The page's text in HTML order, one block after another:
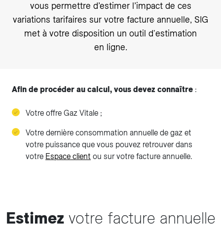
vous permettre d’estimer l’impact de ces
variations tarifaires sur votre facture annuelle, SIG
met à votre disposition un outil d'estimation
en ligne.
Afin de procéder au calcul, vous devez connaître :
Votre offre Gaz Vitale ;
Votre dernière consommation annuelle de gaz et
votre puissance que vous pouvez retrouver dans
votre Espace client ou sur votre facture annuelle.
Estimezvotre facture annuelle